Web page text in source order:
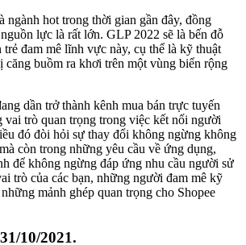
ngành hot trong thời gian gần đây, đồng
lực là rất lớn. GLP 2022 sẽ là bến đỗ
trẻ đam mê lĩnh vực này, cụ thể là kỹ thuật
căng buồm ra khơi trên một vùng biển rộng
dần trở thành kênh mua bán trực tuyến
vai trò quan trọng trong việc kết nối người
đó đòi hỏi sự thay đổi không ngừng không
còn trong những yêu cầu về ứng dụng,
để không ngừng đáp ứng nhu cầu người sử
trò của các bạn, những người đam mê kỹ
mảnh ghép quan trọng cho Shopee
10/2021.